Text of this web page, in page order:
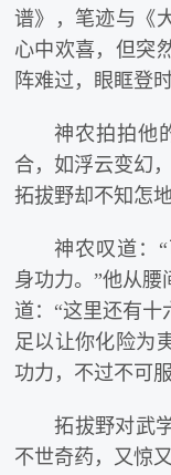
谱》，笔迹与《
心中欢喜，但突
阵难过，眼眶登时
神农拍拍他
合，如浮云变幻
拓拔野却不知怎
神农叹道：
身功力。”他从
道：“这里还有
足以让你化险为
功力，不过不可
拓拔野对武
不世奇药，又惊